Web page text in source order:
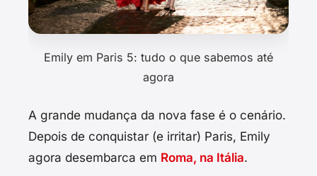
Emily em Paris 5: tudo o que sabemos até
agora
A grande mudança da nova fase é o cenário.
Depois de conquistar (e irritar) Paris, Emily
agora desembarca em Roma, na Itália.